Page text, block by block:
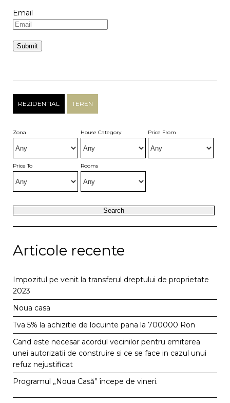
Email
REZIDENTIAL TEREN
Zona House Category Price From
Price To Rooms
Articole recente
Impozitul pe venit la transferul dreptului de proprietate
2023
Noua casa
Tva 5% la achizitie de locuinte pana la 700000 Ron
Cand este necesar acordul vecinilor pentru emiterea
unei autorizatii de construire si ce se face in cazul unui
refuz nejustificat
Programul „Noua Casă” începe de vineri.